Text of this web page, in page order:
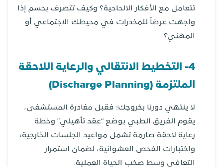
تتعامل مع الأفكار الالحاحية؟ وكيف تتصرف بحسم إذا
واجهت عرضاً للمخدرات في محيطك الاجتماعي أو
المهني؟
4- التخطيط الانتقالي والرعاية اللاحقة
الملتزمة (Discharge Planning)
لا ينتهي دورنا بخروجك؛ فقبل مغادرة المستشفى،
يقوم الفريق الطبي بوضع “عقد تأهيلي” وخطة
رعاية لاحقة صارمة تشمل مواعيد الجلسات الخارجية،
واختبارات الفحص العشوائية، لضمان استمرار
التعافي وسط صخب الحياة العملية.